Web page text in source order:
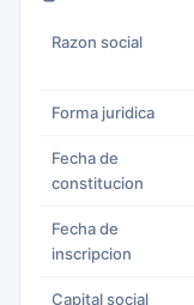
Razon social
Forma juridica
Fecha de
constitucion
Fecha de
inscripcion
Capital social